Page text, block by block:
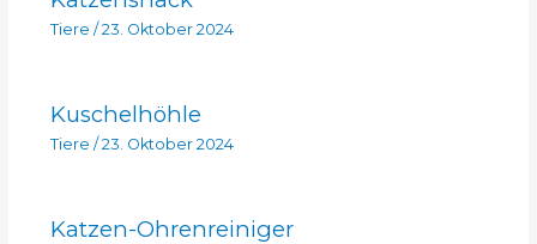
Tiere / 23. Oktober 2024
Kuschelhöhle
Tiere / 23. Oktober 2024
Katzen-Ohrenreiniger